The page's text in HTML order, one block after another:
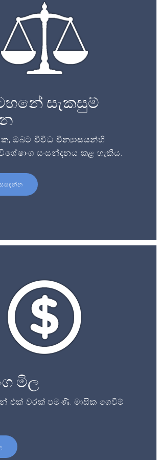
සැකසුම්
ඔබට විවිධ වින්‍යාසයන්හි
විශේෂාංග සංසන්දනය කළ හැකිය.
මිල
එක් වරක් පමණි. මාසික ගෙවීම්